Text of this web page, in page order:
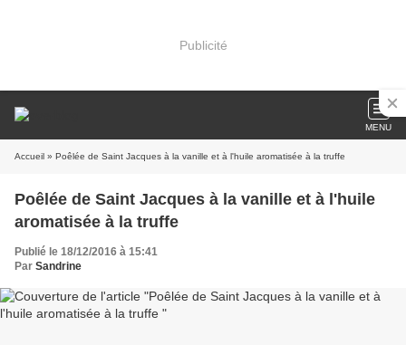
Publicité
MENU
Accueil » Poêlée de Saint Jacques à la vanille et à l'huile aromatisée à la truffe
Poêlée de Saint Jacques à la vanille et à l'huile
aromatisée à la truffe
Publié le 18/12/2016 à 15:41
Par Sandrine